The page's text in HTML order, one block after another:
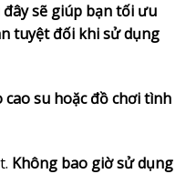
sẽ giúp bạn tối ưu
tuyệt đối khi sử dụng
cao su hoặc đồ chơi tình
Không bao giờ sử dụng